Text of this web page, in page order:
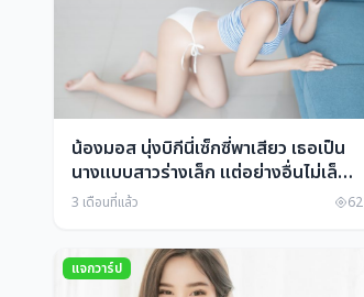
น้องมอส นุ่งบิกีนี่เซ็กซี่พาเสียว เธอเป็น
นางแบบสาวร่างเล็ก แต่อย่างอื่นไม่เล็ก
นะ ใครอยากเห็นผลงานการถ่ายแบบของ
3 เดือนที่แล้ว 62
แจกวาร์ป